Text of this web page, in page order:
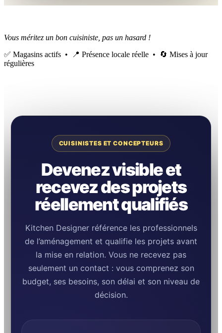
Vous méritez un bon cuisiniste, pas un hasard !
✅ Magasins actifs • 📍 Présence locale réelle • 🔄 Mises à jour
régulières
CUISINISTES ET CONCEPTEURS
Devenez visible et
recevez des projets
réellement qualifiés
Kitchen Designer référence les professionnels
de l’aménagement et qualifie les projets avant
la mise en relation. Vous ne recevez pas
seulement un contact : vous comprenez son
budget, ses besoins, son délai et son niveau de
décision.